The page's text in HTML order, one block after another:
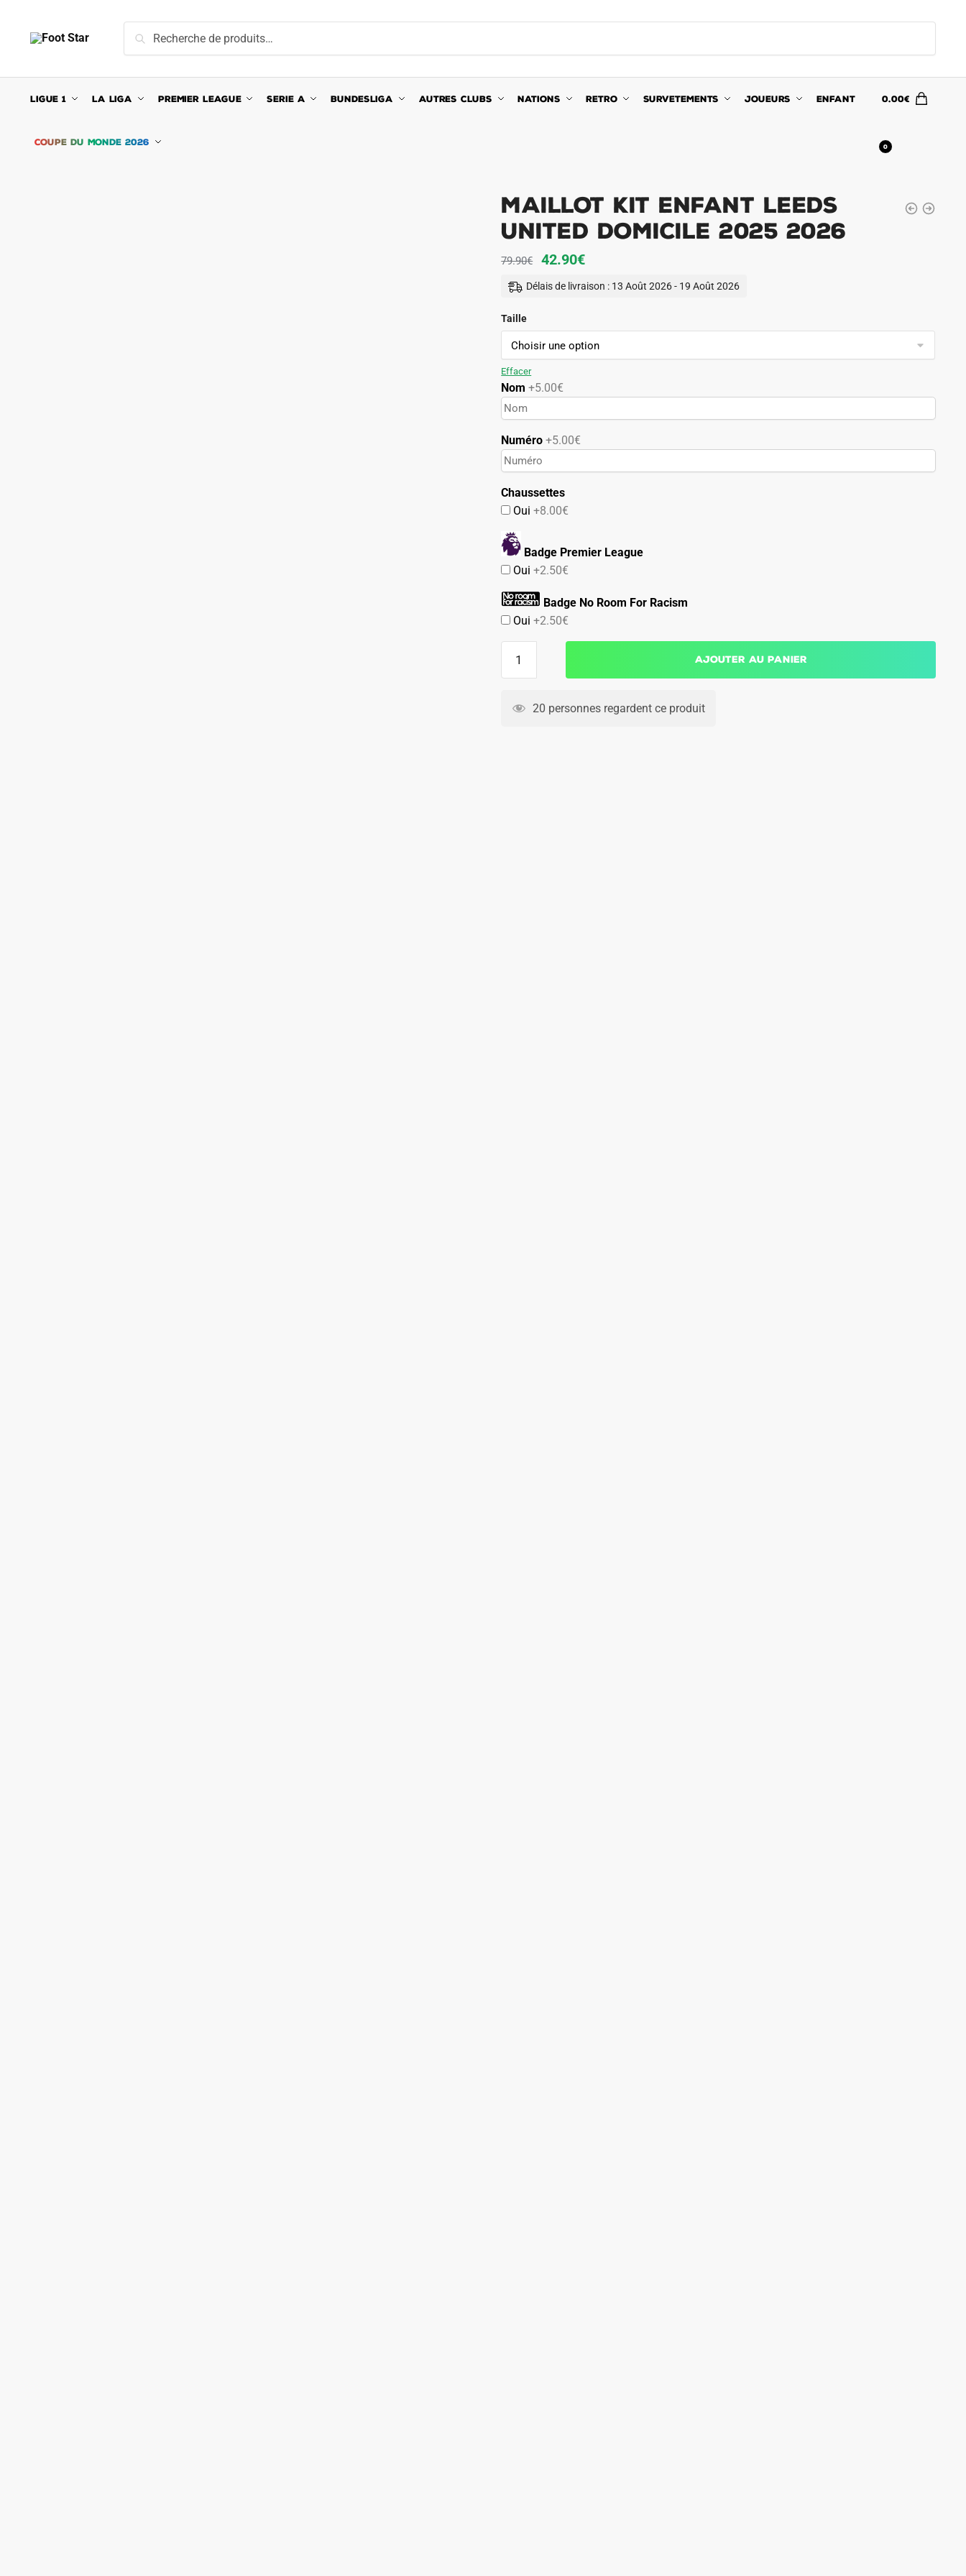
navigation
content
pour :
Recherche
LIGUE 1 LA LIGA PREMIER LEAGUE SERIE A BUNDESLIGA AUTRES CLUBS NATIONS RETRO SURVETEMENTS JOUEURS ENFANT
COUPE DU MONDE 2026
0.00€
0
Maillot Kit Enfant Leeds
United Domicile 2025 2026
79.90€
Le
prix
79.90€.
42.90€Le
prix
42.90€.
Délais de livraison : 13 Août 2026 - 19 Août 2026
Taille
Effacer
Nom +5.00€
Numéro+5.00€
Chaussettes
Oui+8.00€
Badge Premier League
Oui+2.50€
Badge No Room For Racism
Oui+2.50€
Kit
Ajouter au panier
20 personnes regardent ce produit